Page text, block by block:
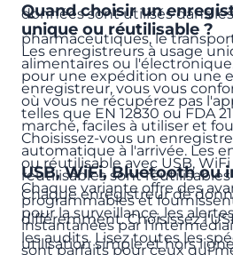
données sont utilisés dans
pharmaceutiques, le
alimentaires ou
enregistreur, vous vous
telles que EN 12830 ou FDA 21
Choisissez-vous un
ou réutilisable avec USB,
Chaque variante offre des
pour la surveillance, les
les audits. Lisez toutes les
Quand choisir un
unique ou réutilisable ?
Les enregistreurs à usage
pour une expédition ou une
où vous ne récupérez pas
marché, faciles à utiliser et
automatique à l'arrivée. Les
réutilisables sont
programmables et
instantanées par
sont parfaits pour ceux qui
USB, WiFi, Bluetooth ou
Chaque enregistreur de
différemment. Choisissez
utilisation simple et hors